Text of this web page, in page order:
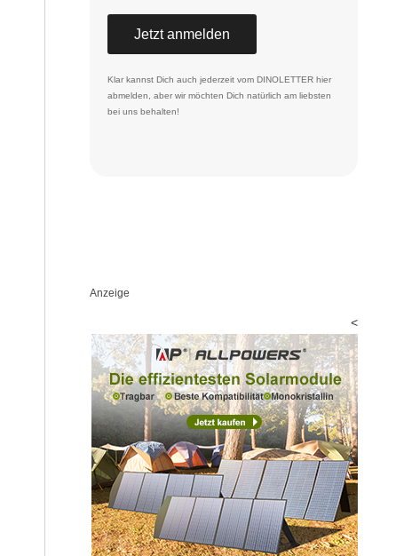
Jetzt anmelden
Klar kannst Dich auch jederzeit vom DINOLETTER hier
abmelden , aber wir möchten Dich natürlich am liebsten
bei uns behalten!
Anzeige
<